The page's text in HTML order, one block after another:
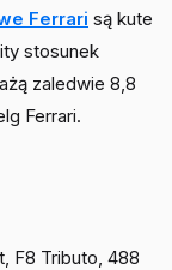
Ferrari są kute
stosunek
zaledwie 8,8
Ferrari.
F8 Tributo, 488